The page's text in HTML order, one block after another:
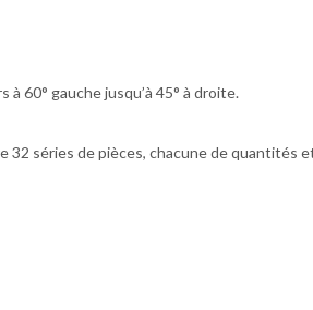
60° gauche jusqu’à 45° à droite.
32 séries de pièces, chacune de quantités